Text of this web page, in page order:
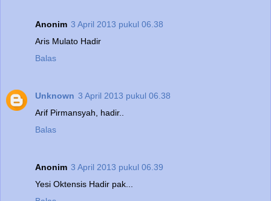
Anonim 3 April 2013 pukul 06.38
Aris Mulato Hadir
Balas
Unknown 3 April 2013 pukul 06.38
Arif Pirmansyah, hadir..
Balas
Anonim 3 April 2013 pukul 06.39
Yesi Oktensis Hadir pak...